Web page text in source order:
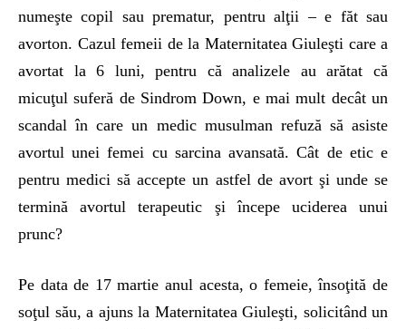
numeşte copil sau prematur, pentru alţii – e făt sau
avorton. Cazul femeii de la Maternitatea Giuleşti care a
avortat la 6 luni, pentru că analizele au arătat că
micuţul suferă de Sindrom Down, e mai mult decât un
scandal în care un medic musulman refuză să asiste
avortul unei femei cu sarcina avansată. Cât de etic e
pentru medici să accepte un astfel de avort şi unde se
termină avortul terapeutic şi începe uciderea unui
prunc?
Pe data de 17 martie anul acesta, o femeie, însoţită de
soţul său, a ajuns la Maternitatea Giuleşti, solicitând un